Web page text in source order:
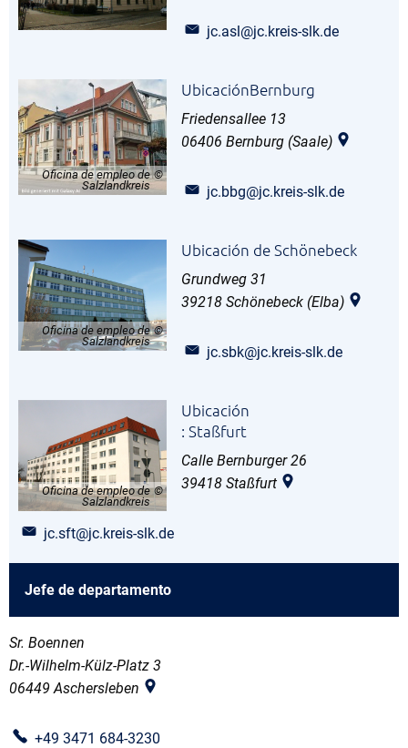
jc.asl@jc.kreis-slk.de
Oficina de empleo de
Salzlandkreis
UbicaciónBernburg
Friedensallee 13
06406 Bernburg (Saale)
jc.bbg@jc.kreis-slk.de
Oficina de empleo de
Salzlandkreis
Ubicación de Schönebeck
Grundweg 31
39218 Schönebeck (Elba)
jc.sbk@jc.kreis-slk.de
Oficina de empleo de
Salzlandkreis
Ubicación
: Staßfurt
Calle Bernburger 26
39418 Staßfurt
jc.sft@jc.kreis-slk.de
Jefe de departamento
Sr. Boennen
Dr.-Wilhelm-Külz-Platz 3
06449 Aschersleben
+49 3471 684-3230